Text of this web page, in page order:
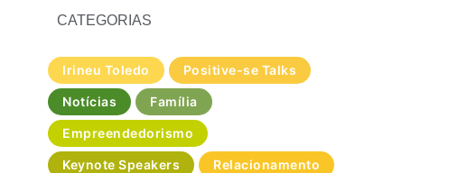
CATEGORIAS
Irineu Toledo Positive-se Talks
Notícias Família
Empreendedorismo
Keynote Speakers Relacionamento